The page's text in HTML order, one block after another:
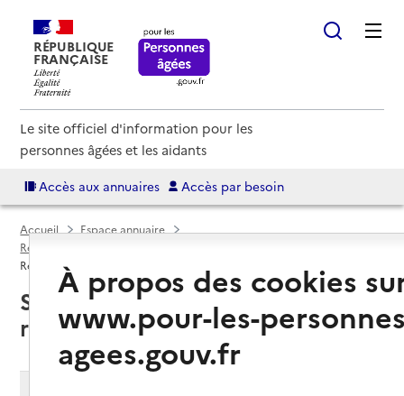
RÉPUBLIQUE
FRANÇAISE
Le site officiel d'information pour les
personnes âgées et les aidants
Accès aux annuaires Accès par besoin
Accueil
Espace annuaire
Résidences autonomie par département
Résidence autonomie
Sorgues (84700) : liste des
résidences autonomie
À propos des cookies
www.pour-les-
agees.gouv.fr